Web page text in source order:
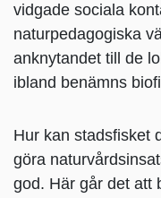
vidgade sociala
naturpedagogiska
anknytandet till de
ibland benämns
Hur kan stadsfisket
göra
god. Här går det att